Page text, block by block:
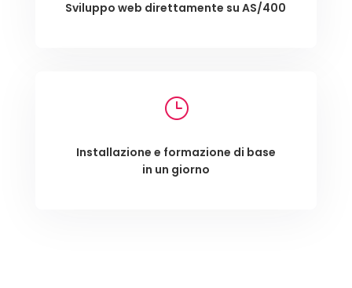
Sviluppo web direttamente su AS/400
}
Installazione e formazione di base
in un giorno